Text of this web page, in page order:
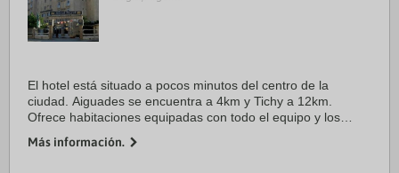
El hotel está situado a pocos minutos del centro de la
ciudad. Aiguades se encuentra a 4km y Tichy a 12km.
Ofrece habitaciones equipadas con todo el equipo y los
Más información.